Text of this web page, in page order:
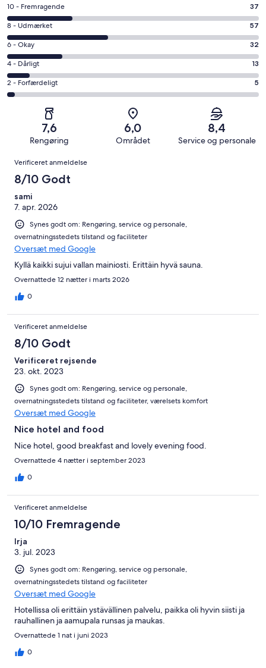
Bedømmelse
på
10
−
Fremragende.
37
af
i
anmeldelser
10 - Fremragende 37
Bedømmelse
på
8
−
Udmærket.
57
8 - Udmærket 57
Bedømmelse
på
6
−
Okay.
144
6 - Okay 32
Bedømmelse
på
4
alt
144
4 - Dårligt 13
Bedømmelse
på
Forfærdeligt.
af
alt
144
anmeldelser
2 - Forfærdeligt 5
7,6
Rengøring
6,0
Området
8,4
Service og personale
Anmeldelser
Verificeret anmeldelse
8/10 Godt
sami
7. apr. 2026
Synes godt om: Rengøring, service og personale,
overnatningsstedets tilstand og faciliteter
Oversæt med Google
Kyllä kaikki sujui vallan mainiosti. Erittäin hyvä sauna.
Overnattede 12 nætter i marts 2026
0
Verificeret anmeldelse
8/10 Godt
Verificeret rejsende
23. okt. 2023
Synes godt om: Rengøring, service og personale,
overnatningsstedets tilstand og faciliteter, værelsets komfort
Oversæt med Google
Nice hotel and food
Nice hotel, good breakfast and lovely evening food.
Overnattede 4 nætter i september 2023
0
Verificeret anmeldelse
10/10 Fremragende
Irja
3. jul. 2023
Synes godt om: Rengøring, service og personale,
overnatningsstedets tilstand og faciliteter
Oversæt med Google
Hotellissa oli erittäin ystävällinen palvelu, paikka oli hyvin siisti ja
rauhallinen ja aamupala runsas ja maukas.
Overnattede 1 nat i juni 2023
0